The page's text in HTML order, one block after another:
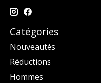
Catégories
Nouveautés
Réductions
Hommes